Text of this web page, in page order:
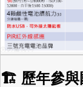
🏗 歷年參與